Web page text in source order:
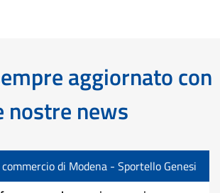
aggiornato con
nostre news
di Modena - Sportello Genesi